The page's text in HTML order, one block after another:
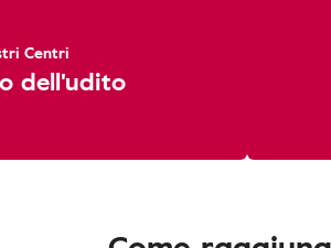
Centri
dell'udito